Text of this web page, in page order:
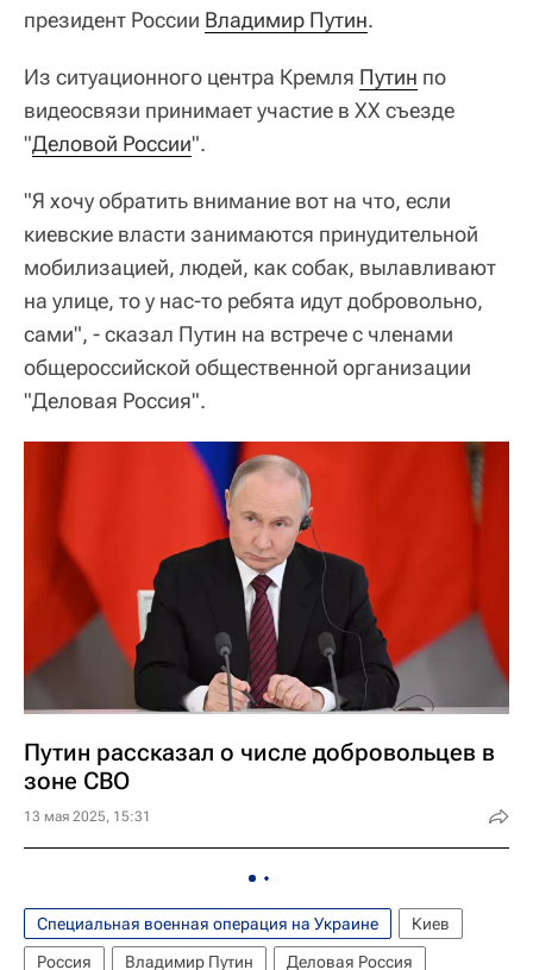
президент России Владимир Путин.
Из ситуационного центра Кремля Путин по
видеосвязи принимает участие в XX съезде
"Деловой России".
"Я хочу обратить внимание вот на что, если
киевские власти занимаются принудительной
мобилизацией, людей, как собак, вылавливают
на улице, то у нас-то ребята идут добровольно,
сами", - сказал Путин на встрече с членами
общероссийской общественной организации
"Деловая Россия".
Путин рассказал о числе добровольцев в
зоне СВО
13 мая 2025, 15:31
Специальная военная операция на Украине
Киев
Россия
Владимир Путин
Деловая Россия